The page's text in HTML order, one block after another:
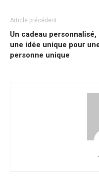
Article précédent
Un cadeau personnalisé,
une idée unique pour
personne unique